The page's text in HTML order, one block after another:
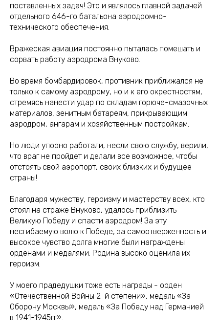
поставленных задач! Это и являлось главной задачей
отдельного 646-го батальона аэродромно-
технического обеспечения.
Вражеская авиация постоянно пыталась помешать и
сорвать работу аэродрома Внуково.
Во время бомбардировок, противник приближался не
только к самому аэродрому, но и к его окрестностям,
стремясь нанести удар по складам горюче-смазочных
материалов, зенитным батареям, прикрывающим
аэродром, ангарам и хозяйственным постройкам.
Но люди упорно работали, несли свою службу, верили,
что враг не пройдет и делали все возможное, чтобы
отстоять свой аэропорт, своих близких и будущее
страны!
Благодаря мужеству, героизму и мастерству всех, кто
стоял на страже Внуково, удалось приблизить
Великую Победу и спасти аэродром! За эту
несгибаемую волю к Победе, за самоотверженность и
высокое чувство долга многие были награждены
орденами и медалями. Родина высоко оценила их
героизм.
У моего прадедушки тоже есть награды - орден
«Отечественной Войны 2-й степени», медаль «За
Оборону Москвы», медаль «За Победу над Германией
в 1941-1945гг».